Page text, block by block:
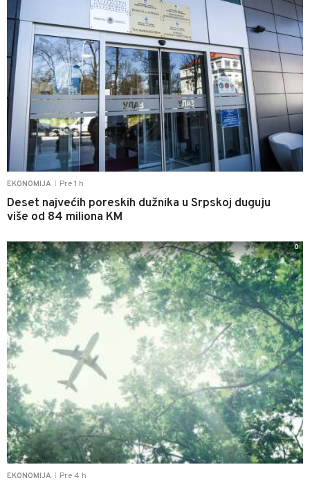
EKONOMIJA Pre 1 h
Deset najvećih poreskih dužnika u Srpskoj duguju
više od 84 miliona KM
EKONOMIJA Pre 4 h
0